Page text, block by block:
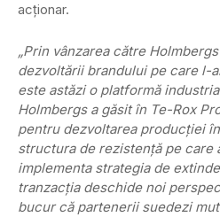
acționar.
„Prin vânzarea către
dezvoltării brandului pe care l-
este astăzi o platformă
Holmbergs a găsit în Te-Rox
pentru dezvoltarea producției
structura de rezistență pe care
implementa strategia de
tranzacția deschide noi
bucur că partenerii suedezi